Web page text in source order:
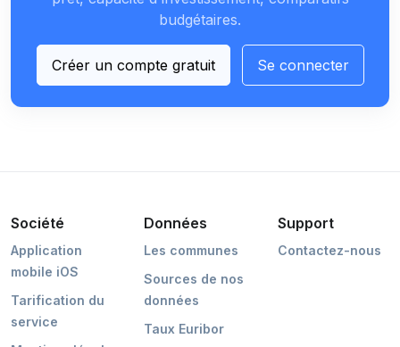
budgétaires.
Créer un compte gratuit Se connecter
Société
Application
mobile iOS
Tarification du
service
Données
Les communes
Sources de nos
données
Taux Euribor
Support
Contactez-nous